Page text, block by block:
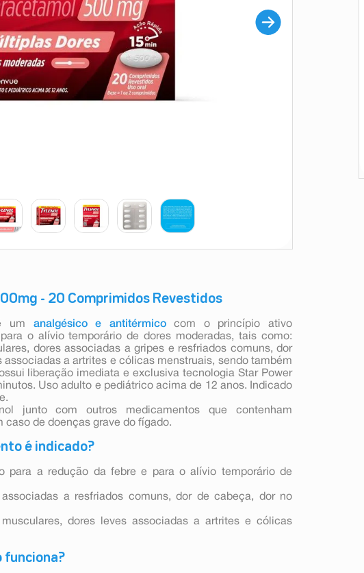
- 20 Comprimidos Revestidos
um analgésico e antitérmicocom o princípio ativo
o alívio temporário de dores moderadas, tais como:
dores associadas a gripes e resfriados comuns, dor
associadas a artrites e cólicas menstruais, sendo também
liberação imediata e exclusiva tecnologia Star Power
Uso adulto e pediátrico acima de 12 anos. Indicado
junto com outros medicamentos que contenham
de doenças grave do fígado.
é indicado?
para a redução da febre e para o alívio temporário de
a resfriados comuns, dor de cabeça, dor no
dores leves associadas a artrites e cólicas
funciona?
º esmalte
absorvente